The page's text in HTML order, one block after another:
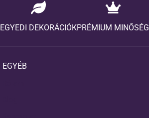
EGYEDI DEKORÁCIÓKPRÉMIUM MINŐSÉG
EGYÉB